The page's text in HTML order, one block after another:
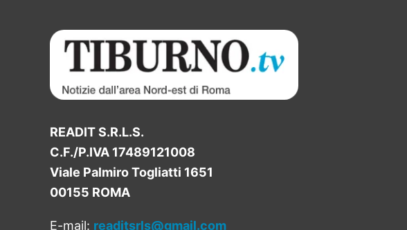
READIT S.R.L.S.
C.F./P.IVA 17489121008
Viale Palmiro Togliatti 1651
00155 ROMA
E-mail: readitsrls@gmail.com